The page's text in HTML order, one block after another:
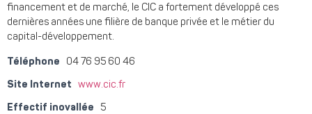
financement et de marché, le CIC a fortement développé ces
dernières années une filière de banque privée et le métier du
capital-développement.
Téléphone 04 76 95 60 46
Site Internet www.cic.fr
Effectif inovallée 5